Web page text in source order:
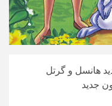
هانسل و گرتل